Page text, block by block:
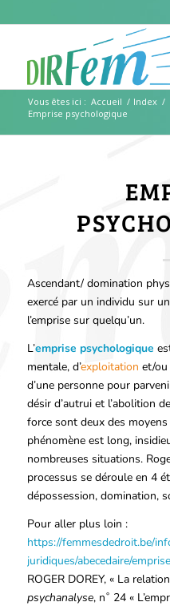
Vous êtes ici : Accueil / Index /
Emprise psychologique
Ascendant/ domination
exercé par un individu sur
l’emprise sur quelqu’un.
L’emprise psychologique
mentale, d’exploitation et/ou
d’une personne pour
désir d’autrui et l’abolition
force sont deux des
phénomène est long,
nombreuses situations.
processus se déroule en 4
dépossession, domination,
Pour aller plus loin :
https://femmesdedroit.be/
juridiques/abecedaire/
ROGER DOREY, « La
psychanalyse, n˚ 24 «